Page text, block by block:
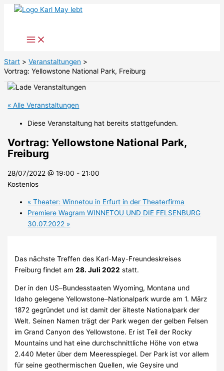
Zum
Start
Veranstaltungen
Vortrag: Yellowstone National Park, Freiburg
« Alle Veranstaltungen
Diese Veranstaltung hat bereits stattgefunden.
Vortrag: Yellowstone National Park,
Freiburg
28/07/2022 @ 19:00 - 21:00
Kostenlos
« Theater: Winnetou in Erfurt in der Theaterfirma
Premiere Wagram WINNETOU UND DIE FELSENBURG
30.07.2022 »
Das nächste Treffen des Karl-May-Freundeskreises
Freiburg findet am28. Juli 2022 statt.
Der in den US–Bundesstaaten Wyoming, Montana und
Idaho gelegene Yellowstone–Nationalpark wurde am 1. März
1872 gegründet und ist damit der älteste Nationalpark der
Welt. Seinen Namen trägt der Park wegen der gelben Felsen
im Grand Canyon des Yellowstone. Er ist Teil der Rocky
Mountains und hat eine durchschnittliche Höhe von etwa
2.440 Meter über dem Meeresspiegel. Der Park ist vor allem
für seine geothermischen Quellen, wie Geysire und